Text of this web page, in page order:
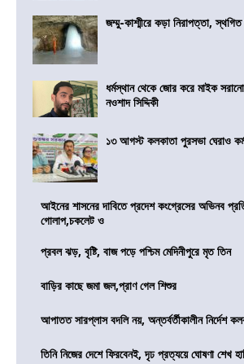
জম্মু-কাশ্মীরে কড়া নিরাপত্তা,
ধর্মস্থান থেকে জোর করে মাইক
নওশাদ সিদ্দিকী
১৩ আগস্ট কলকাতা পুরসভা ঘেরাও
আইনের শাসনের দাবিতে প্রদেশ কংগ্রেসের অভিনব
গোলাপ,চকলেট ও
প্রবল ঝড়, বৃষ্টি, বাজ পড়ে পশ্চিম মেদিনীপুরে মৃত তিন
বাড়ির কাছে জমা জল,প্রাণ গেল শিশুর
আপাতত সারপ্লাস বদলি নয়, অন্তর্বর্তীকালীন নির্দেশ
তিনি নিজের দেশে ফিরবেনই, দৃঢ প্রত্যয়ে ঘোষণা শেখ